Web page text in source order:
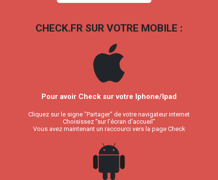
CHECK.FR SUR VOTRE MOBILE :
Pour avoir Check sur votre Iphone/Ipad
Cliquez sur le signe "Partager" de votre navigateur internet
Choisissez "sur l'écran d'accueil"
Vous avez maintenant un raccourci vers la page Check